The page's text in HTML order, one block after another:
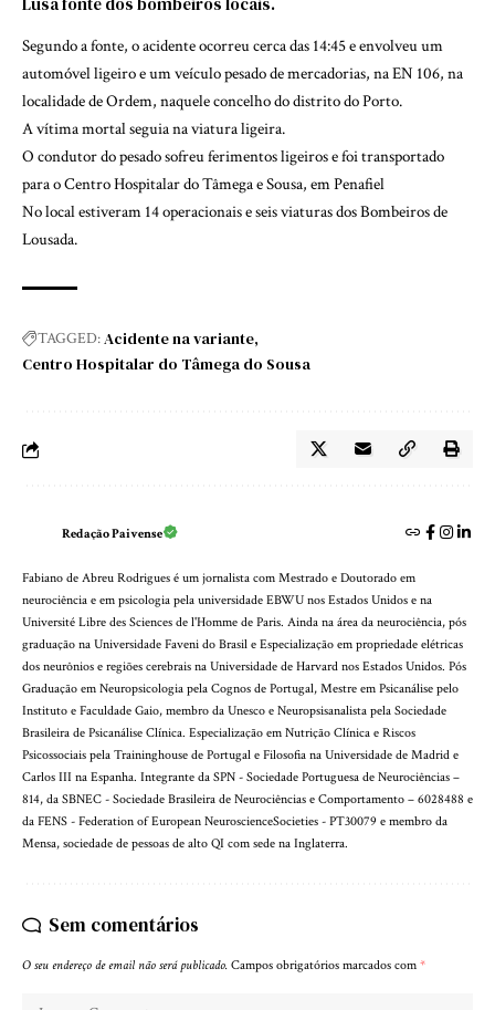
Segundo a fonte, o acidente ocorreu cerca das 14:45 e envolveu um
automóvel ligeiro e um veículo pesado de mercadorias, na EN 106, na
localidade de Ordem, naquele concelho do distrito do Porto.
A vítima mortal seguia na viatura ligeira.
O condutor do pesado sofreu ferimentos ligeiros e foi transportado
para o Centro Hospitalar do Tâmega e Sousa, em Penafiel
No local estiveram 14 operacionais e seis viaturas dos Bombeiros de
Lousada.
TAGGED:Acidente na variante
Centro Hospitalar do Tâmega do Sousa
Redação Paivense
Fabiano de Abreu Rodrigues é um jornalista com Mestrado e Doutorado em
neurociência e em psicologia pela universidade EBWU nos Estados Unidos e na
Université Libre des Sciences de l'Homme de Paris. Ainda na área da neurociência, pós
graduação na Universidade Faveni do Brasil e Especialização em propriedade elétricas
dos neurônios e regiões cerebrais na Universidade de Harvard nos Estados Unidos. Pós
Graduação em Neuropsicologia pela Cognos de Portugal, Mestre em Psicanálise pelo
Instituto e Faculdade Gaio, membro da Unesco e Neuropsisanalista pela Sociedade
Brasileira de Psicanálise Clínica. Especialização em Nutrição Clínica e Riscos
Psicossociais pela Traininghouse de Portugal e Filosofia na Universidade de Madrid e
Carlos III na Espanha. Integrante da SPN - Sociedade Portuguesa de Neurociências –
814, da SBNEC - Sociedade Brasileira de Neurociências e Comportamento – 6028488 e
da FENS - Federation of European NeuroscienceSocieties - PT30079 e membro da
Mensa, sociedade de pessoas de alto QI com sede na Inglaterra.
Sem comentários
O seu endereço de email não será publicado. Campos obrigatórios marcados com *